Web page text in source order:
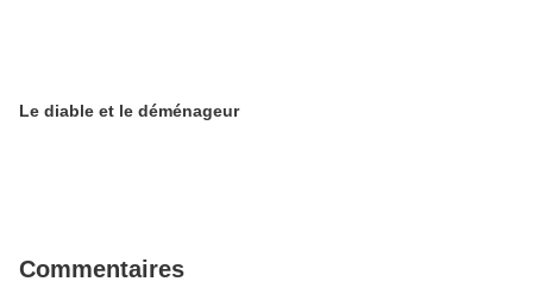
Le diable et le déménageur
Commentaires